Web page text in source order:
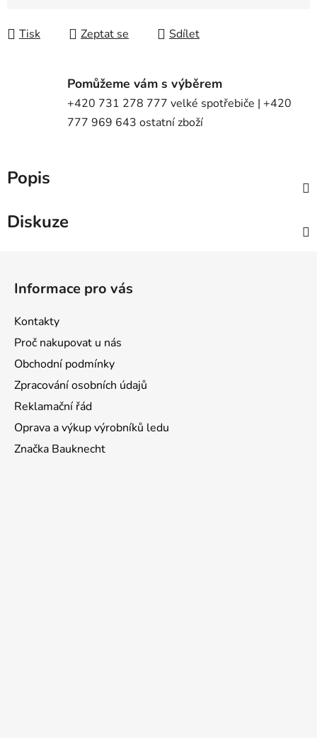
Tisk Zeptat se Sdílet
Pomůžeme vám s výběrem
+420 731 278 777 velké spotřebiče | +420
777 969 643 ostatní zboží
Popis
Diskuze
Informace pro vás
Kontakty
Proč nakupovat u nás
Obchodní podmínky
Zpracování osobních údajů
Reklamační řád
Oprava a výkup výrobníků ledu
Značka Bauknecht